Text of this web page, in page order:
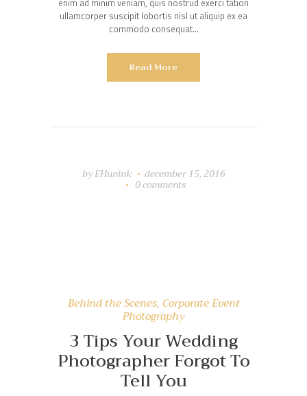
enim ad minim veniam, quis nostrud exerci tation
ullamcorper suscipit lobortis nisl ut aliquip ex ea
commodo consequat…
Read More
byEHunink december 15, 2016
0comments
Behind the Scenes, Corporate Event
Photography
3 Tips Your Wedding
Photographer Forgot To
Tell You